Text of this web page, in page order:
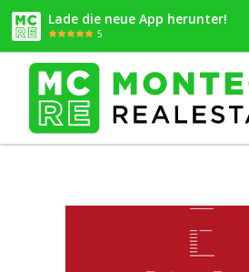
Lade die neue App herunter!
5